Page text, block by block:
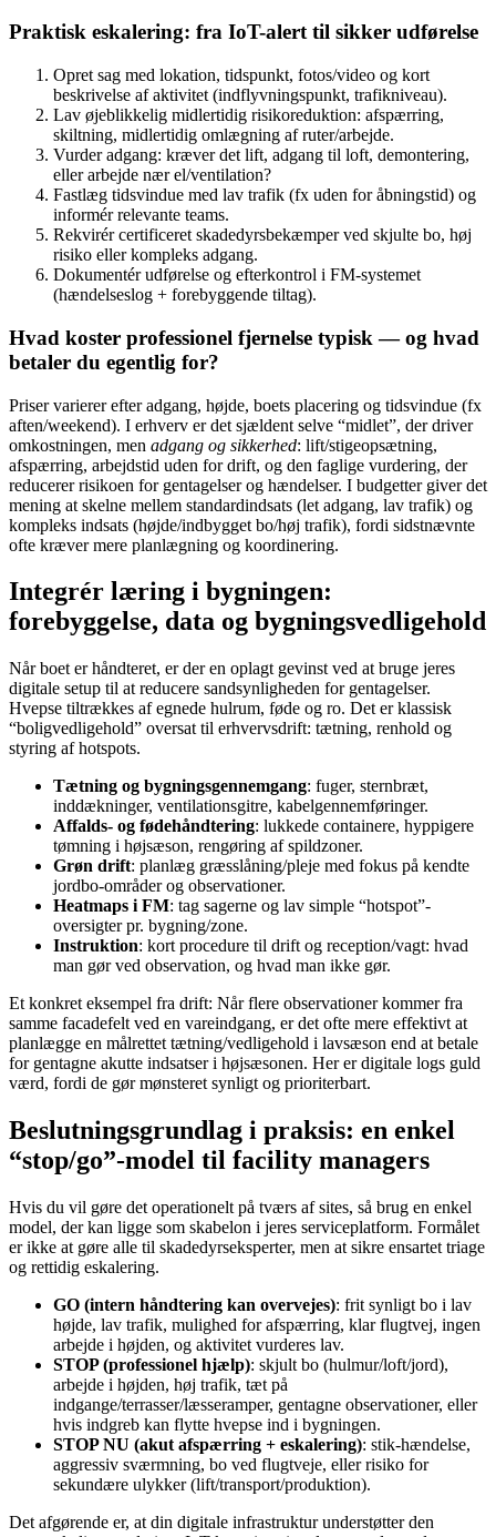
Praktisk eskalering: fra IoT-alert til sikker udførelse
Opret sag med lokation, tidspunkt, fotos/video og kort
beskrivelse af aktivitet (indflyvningspunkt, trafikniveau).
Lav øjeblikkelig midlertidig risikoreduktion: afspærring,
skiltning, midlertidig omlægning af ruter/arbejde.
Vurder adgang: kræver det lift, adgang til loft, demontering,
eller arbejde nær el/ventilation?
Fastlæg tidsvindue med lav trafik (fx uden for åbningstid) og
informér relevante teams.
Rekvirér certificeret skadedyrsbekæmper ved skjulte bo, høj
risiko eller kompleks adgang.
Dokumentér udførelse og efterkontrol i FM-systemet
(hændelseslog + forebyggende tiltag).
Hvad koster professionel fjernelse typisk — og hvad
betaler du egentlig for?
Priser varierer efter adgang, højde, boets placering og tidsvindue (fx
aften/weekend). I erhverv er det sjældent selve “midlet”, der driver
omkostningen, men adgang og sikkerhed: lift/stigeopsætning,
afspærring, arbejdstid uden for drift, og den faglige vurdering, der
reducerer risikoen for gentagelser og hændelser. I budgetter giver det
mening at skelne mellem standardindsats (let adgang, lav trafik) og
kompleks indsats (højde/indbygget bo/høj trafik), fordi sidstnævnte
ofte kræver mere planlægning og koordinering.
Integrér læring i bygningen:
forebyggelse, data og bygningsvedligehold
Når boet er håndteret, er der en oplagt gevinst ved at bruge jeres
digitale setup til at reducere sandsynligheden for gentagelser.
Hvepse tiltrækkes af egnede hulrum, føde og ro. Det er klassisk
“boligvedligehold” oversat til erhvervsdrift: tætning, renhold og
styring af hotspots.
Tætning og bygningsgennemgang: fuger, sternbræt,
inddækninger, ventilationsgitre, kabelgennemføringer.
Affalds- og fødehåndtering: lukkede containere, hyppigere
tømning i højsæson, rengøring af spildzoner.
Grøn drift: planlæg græsslåning/pleje med fokus på kendte
jordbo-områder og observationer.
Heatmaps i FM: tag sagerne og lav simple “hotspot”-
oversigter pr. bygning/zone.
Instruktion: kort procedure til drift og reception/vagt: hvad
man gør ved observation, og hvad man ikke gør.
Et konkret eksempel fra drift: Når flere observationer kommer fra
samme facadefelt ved en vareindgang, er det ofte mere effektivt at
planlægge en målrettet tætning/vedligehold i lavsæson end at betale
for gentagne akutte indsatser i højsæsonen. Her er digitale logs guld
værd, fordi de gør mønsteret synligt og prioriterbart.
Beslutningsgrundlag i praksis: en enkel
“stop/go”-model til facility managers
Hvis du vil gøre det operationelt på tværs af sites, så brug en enkel
model, der kan ligge som skabelon i jeres serviceplatform. Formålet
er ikke at gøre alle til skadedyrseksperter, men at sikre ensartet triage
og rettidig eskalering.
GO (intern håndtering kan overvejes): frit synligt bo i lav
højde, lav trafik, mulighed for afspærring, klar flugtvej, ingen
arbejde i højden, og aktivitet vurderes lav.
STOP (professionel hjælp): skjult bo (hulmur/loft/jord),
arbejde i højden, høj trafik, tæt på
indgange/terrasser/læsseramper, gentagne observationer, eller
hvis indgreb kan flytte hvepse ind i bygningen.
STOP NU (akut afspærring + eskalering): stik-hændelse,
aggressiv sværmning, bo ved flugtveje, eller risiko for
sekundære ulykker (lift/transport/produktion).
Det afgørende er, at din digitale infrastruktur understøtter den